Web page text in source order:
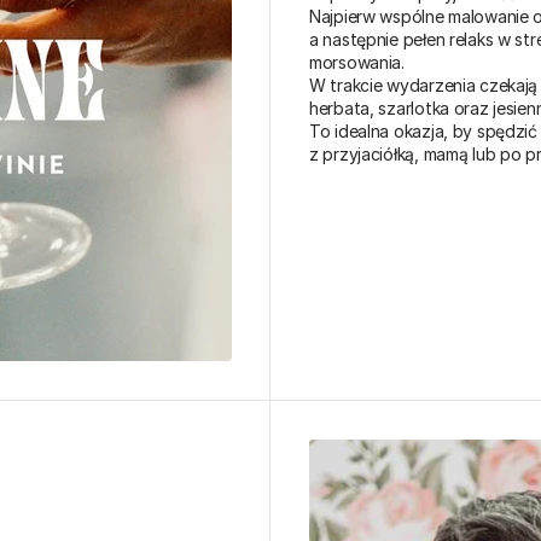
Najpierw wspólne
a następnie pełen relaks w
morsowania.
W trakcie wydarzenia
herbata, szarlotka oraz
To idealna okazja, by